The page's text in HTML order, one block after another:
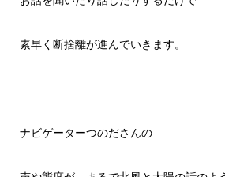
素早く断捨離が進んでいきます。
ナビゲーターつのださんの